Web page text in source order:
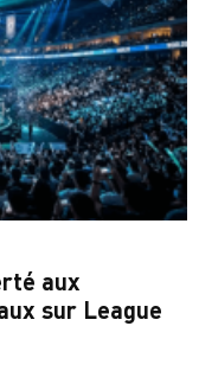
aux
sur League